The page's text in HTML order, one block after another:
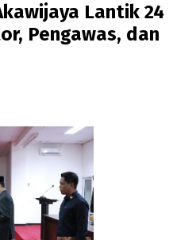
Lantik 24
Pengawas, dan